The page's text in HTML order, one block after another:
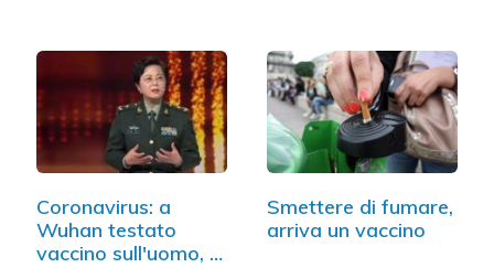
Coronavirus: a
Wuhan testato
vaccino sull'uomo, è
Smettere di fumare,
arriva un vaccino